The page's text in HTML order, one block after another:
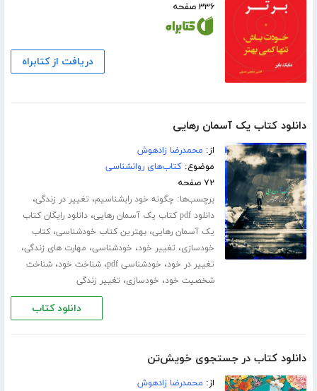
۳۳۶ صفحه
دریافت از کتابراه
دانلود کتاب یک آسمان رهایی
از: محمدرضا زادهوش
موضوع:کتاب‌های روانشناسی
۷۲ صفحه
برچسب‌ها: چگونه خود رابشناسیم، تغییر در زندگی،
دانلود pdf کتاب یک آسمان رهایی ،دانلود رایگان کتاب
یک آسمان رهایی،بهترین کتاب خودشناسی،کتاب
خودسازی، تغییر خود، خودشناسی، مهارت های زندگی،
تغییر در خود، خودشناسی pdf ،شناخت خود،شناخت
شخصیت خود، خودسازی، تغییر زندگی
دانلود کتاب
دانلود کتاب در جستجوی خویش‌تن
از: محمدرضا زادهوش